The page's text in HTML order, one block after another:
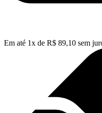
Em até 1x de R$ 89,10 sem